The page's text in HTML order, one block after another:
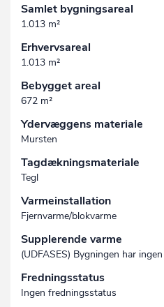
Samlet bygningsareal
1.013 m²
Erhvervsareal
1.013 m²
Bebygget areal
672 m²
Ydervæggens materiale
Mursten
Tagdækningsmateriale
Tegl
Varmeinstallation
Fjernvarme/blokvarme
Supplerende varme
(UDFASES) Bygningen har
Fredningsstatus
Ingen fredningsstatus